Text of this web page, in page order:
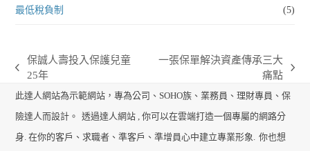
最低稅負制 (5)
previous
post:
保誠人壽投入保護兒童
25年
一張保單解決資產傳承三大
痛點
此達人網站為示範網站，專為公司、SOHO族、業務員、理財專員、保
險達人而設計。
透過達人網站 , 你可以在雲端打造一個專屬的網路分
身. 在你的客戶、求職者、準客戶、準增員心中建立專業形象.
你也想